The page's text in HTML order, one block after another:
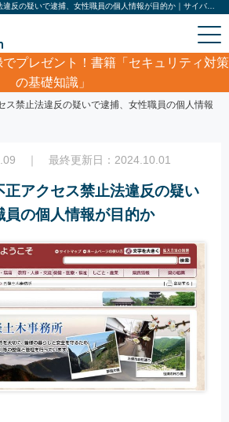
でプレゼント！書籍「セキュリティ対策
の基礎知識」
キュリティ・情報漏洩ニュース
ス禁止法違反の疑いで逮捕、女性職員の個人情報
｜ 最終更新日：2024.10.01
正アクセス禁止法違反の疑い
員の個人情報が目的か